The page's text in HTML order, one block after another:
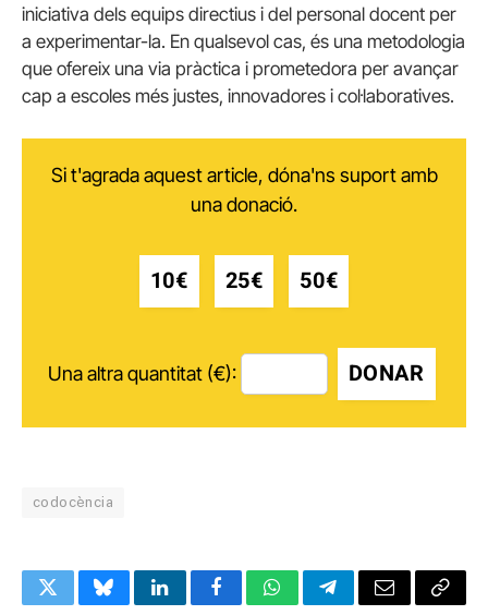
iniciativa dels equips directius i del personal docent per
a experimentar-la. En qualsevol cas, és una metodologia
que ofereix una via pràctica i prometedora per avançar
cap a escoles més justes, innovadores i col·laboratives.
Si t'agrada aquest article, dóna'ns suport amb
una donació.
10€ 25€ 50€
Una altra quantitat (€): DONAR
codocència
TwitterBlueskyLinkedInFacebookWhatsAppTelegramEmail Copy